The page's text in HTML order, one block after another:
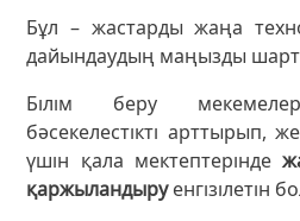
Бұл – жастарды жаңа
дайындаудың маңызды
Білім беру
бәсекелестікті арттырып,
үшін қала мектептерінде
қаржыландыруенгізілетін